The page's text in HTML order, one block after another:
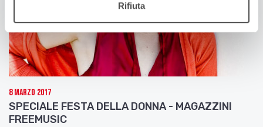
Rifiuta
8 Marzo 2017
SPECIALE FESTA DELLA DONNA - MAGAZZINI
FREEMUSIC